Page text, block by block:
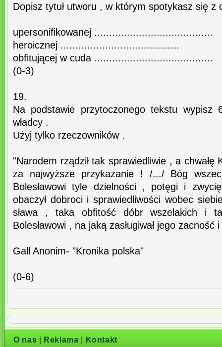
Dopisz tytuł utworu , w którym spotykasz się z
upersonifikowanej ........................................
heroicznej ........................................
obfitującej w cuda ........................................
(0-3)
19.
Na podstawie przytoczonego tekstu wypisz
władcy .
Użyj tylko rzeczowników .
"Narodem rządził tak sprawiedliwie , a chwałę
za najwyższe przykazanie ! /.../ Bóg
Bolesławowi tyle dzielności , potęgi i
obaczył dobroci i sprawiedliwości wobec
sława , taka obfitość dóbr wszelakich i
Bolesławowi , na jaką zasługiwał jego zacność
Gall Anonim- "Kronika polska"
(0-6)
O nas Reklama Kontakt